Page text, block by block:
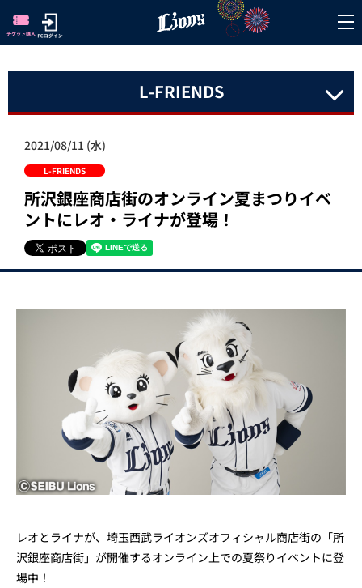
L-FRIENDS
2021/08/11 (水)
L-FRIENDS
所沢銀座商店街のオンライン夏まつりイベ
ントにレオ・ライナが登場！
レオとライナが、埼玉西武ライオンズオフィシャル商店街の「所
沢銀座商店街」が開催するオンライン上での夏祭りイベントに登
場中！